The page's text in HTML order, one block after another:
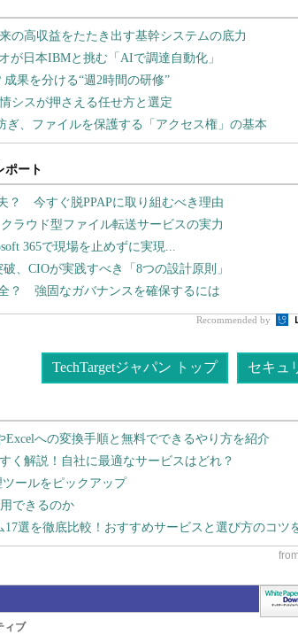
ポート
？ 今すぐ脱PPAPに取り組むべき理由
ラウド型ファイル転送サービスの実力
365で現場を止めずに実現...
、CIOが実践すべき「8つの設計原則」
？ 強固なガバナンスを確保するには
Recommended by
TechTargetジャパン トップ セキュ
への変換手順と無料でできるやり方を紹介
く解説！自社に最適なサービスはどれ？
ールをピックアップ
できるのか
17選を徹底比較！おすすめサービスと選び方のコツ
ィブ